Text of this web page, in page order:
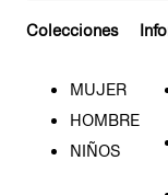
Colecciones
MUJER
HOMBRE
NIÑOS